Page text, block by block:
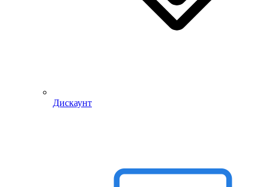
Дискаунт